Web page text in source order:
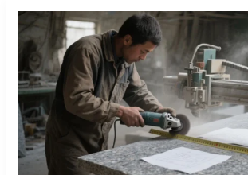
Polish
Hindi
Manual
Cutting
CNC
Automation:
A
Small
Stone
Workshop’s